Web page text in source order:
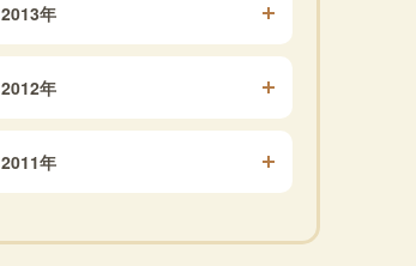
2013年
2012年
2011年